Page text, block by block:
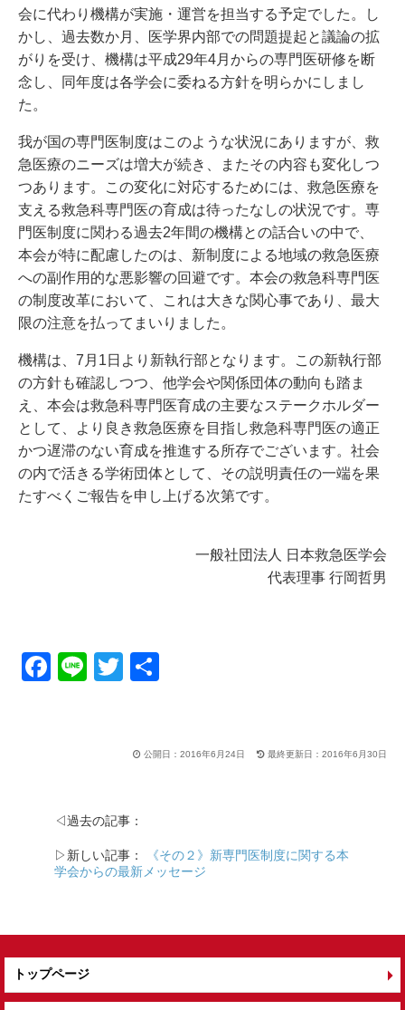
会に代わり機構が実施・運営を担当する予定でした。し
かし、過去数か月、医学界内部での問題提起と議論の拡
がりを受け、機構は平成29年4月からの専門医研修を断
念し、同年度は各学会に委ねる方針を明らかにしまし
た。
我が国の専門医制度はこのような状況にありますが、救
急医療のニーズは増大が続き、またその内容も変化しつ
つあります。この変化に対応するためには、救急医療を
支える救急科専門医の育成は待ったなしの状況です。専
門医制度に関わる過去2年間の機構との話合いの中で、
本会が特に配慮したのは、新制度による地域の救急医療
への副作用的な悪影響の回避です。本会の救急科専門医
の制度改革において、これは大きな関心事であり、最大
限の注意を払ってまいりました。
機構は、7月1日より新執行部となります。この新執行部
の方針も確認しつつ、他学会や関係団体の動向も踏ま
え、本会は救急科専門医育成の主要なステークホルダー
として、より良き救急医療を目指し救急科専門医の適正
かつ遅滞のない育成を推進する所存でございます。社会
の内で活きる学術団体として、その説明責任の一端を果
たすべくご報告を申し上げる次第です。
一般社団法人 日本救急医学会
代表理事 行岡哲男
F
o
k
Li
T
er公開日：2016年6月24日 最終更新日：2016年6月30日
◁過去の記事：
▷新しい記事：
《その２》新専門医制度に関する本
学会からの最新メッセージ
トップページ